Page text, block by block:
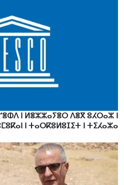
ⵏ ⵍⴻⵣⵣⴰⵢⴻⵔ ⴷⴻⴳ ⵓⵃⵔⴰⵣ ⵏ
ⵏ ⵜⴰⵔⴽⵓⵍⵓⵊⵉⵜ ⵏ ⵜⵉⵃⴰⵣⴰ